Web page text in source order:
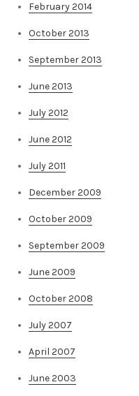
February 2014
October 2013
September 2013
June 2013
July 2012
June 2012
July 2011
December 2009
October 2009
September 2009
June 2009
October 2008
July 2007
April 2007
June 2003